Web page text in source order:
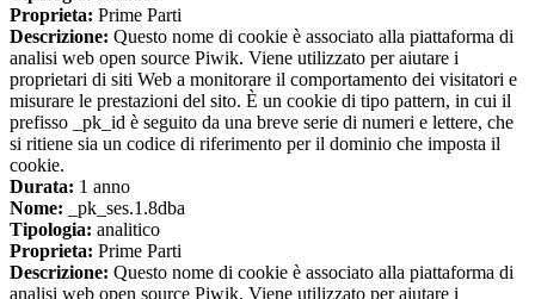
Proprieta: Prime Parti
Descrizione: Questo nome di cookie è associato alla piattaforma di
analisi web open source Piwik. Viene utilizzato per aiutare i
proprietari di siti Web a monitorare il comportamento dei visitatori e
misurare le prestazioni del sito. È un cookie di tipo pattern, in cui il
prefisso _pk_id è seguito da una breve serie di numeri e lettere, che
si ritiene sia un codice di riferimento per il dominio che imposta il
cookie.
Durata: 1 anno
Nome: _pk_ses.1.8dba
Tipologia: analitico
Proprieta: Prime Parti
Descrizione: Questo nome di cookie è associato alla piattaforma di
analisi web open source Piwik. Viene utilizzato per aiutare i